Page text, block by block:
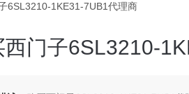
6SL3210-1KE31-7UB1代理商
西门子6SL3210-